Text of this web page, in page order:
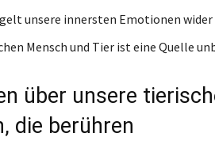
unsere innersten Emotionen
Mensch und Tier ist eine Quelle
über unsere
die berühren